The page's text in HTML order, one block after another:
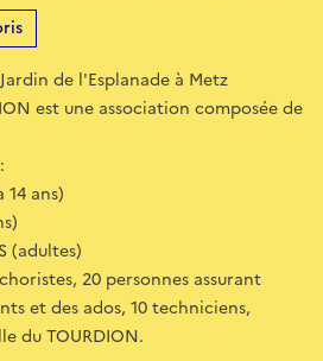
de l'Esplanade à Metz
est une association composée de
14 ans)
(adultes)
20 personnes assurant
et des ados, 10 techniciens,
du TOURDION.